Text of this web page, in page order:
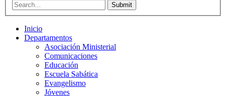
Submit
Inicio
Departamentos
Asociación Ministerial
Comunicaciones
Educación
Escuela Sabática
Evangelismo
Jóvenes